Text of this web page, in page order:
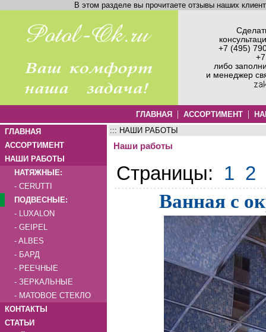
В этом разделе вы прочитаете отзывы наших
+7 (495)
либо
и менеджер
ГЛАВНАЯ | АССОРТИМЕНТ |
ГЛАВНАЯ
АССОРТИМЕНТ
НАШИ РАБОТЫ
НАТЯЖНЫЕ:
- CERUTTI
ПОДВЕСНЫЕ:
- LUXALON
- GEIPEL
- ALBES
- БАРД
- РЕЕЧНЫЕ
- ЗЕРКАЛЬНЫЕ
- МАТОВОЕ СТЕКЛО
КОНТАКТЫ
СТАТЬИ
::: НАШИ РАБОТЫ
Наши работы
Страницы: 1 2
Ванная с